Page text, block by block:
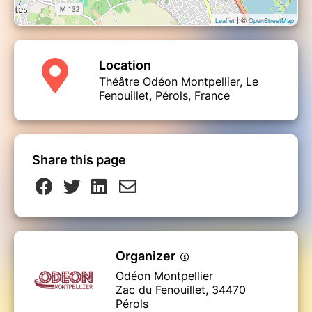
Leaflet| ©OpenStreetMap
Location
Théâtre Odéon Montpellier, Le
Fenouillet, Pérols, France
Share this page
Organizer
Odéon Montpellier
Zac du Fenouillet, 34470
Pérols